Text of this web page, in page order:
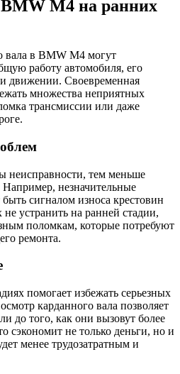
M4 на ранних
вала в BMW M4 могут
работу автомобиля, его
движении. Своевременная
множества неприятных
трансмиссии или даже
неисправности, тем меньше
незначительные
сигналом износа крестовин
устранить на ранней стадии,
поломкам, которые потребуют
ремонта.
помогает избежать серьезных
карданного вала позволяет
до того, как они вызовут более
сэкономит не только деньги, но и
менее трудозатратным и